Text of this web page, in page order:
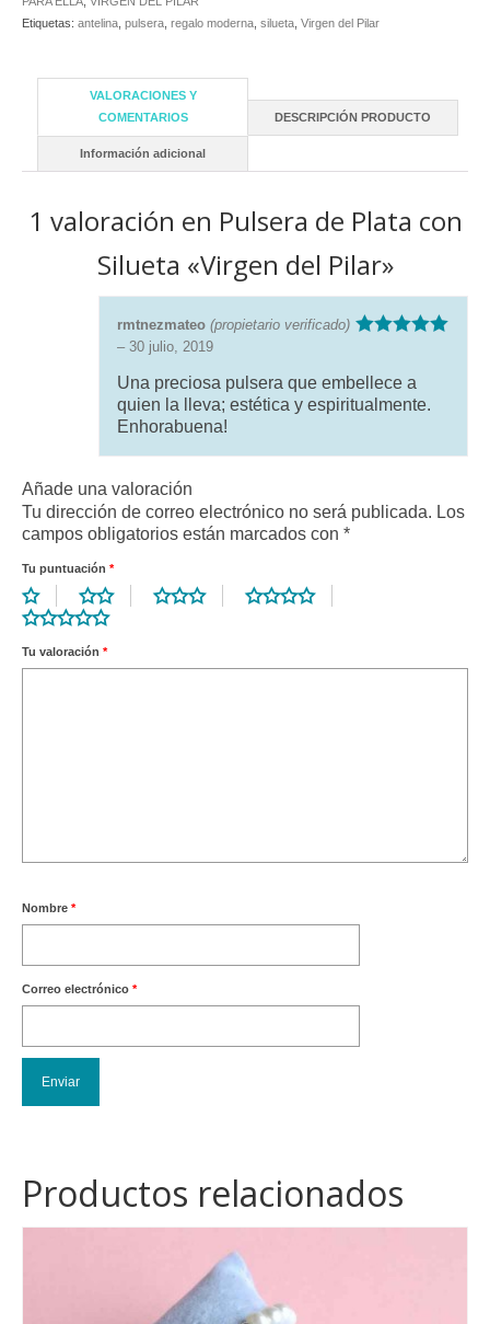
Pilar"
cantidad
Etiquetas: antelina pulsera regalo moderna silueta Virgen del Pilar
VALORACIONES Y
COMENTARIOS
DESCRIPCIÓN PRODUCTO
Información adicional
1 valoración en Pulsera de Plata con
Silueta «Virgen del Pilar»
rmtnezmateo (propietario verificado)
– 30 julio, 2019
Una preciosa pulsera que embellece a
quien la lleva; estética y espiritualmente.
Enhorabuena!
Añade una valoración
Tu dirección de correo electrónico no será publicada. Los
campos obligatorios están marcados con *
Tu puntuación *
Tu valoración *
Nombre *
Correo electrónico *
Productos relacionados